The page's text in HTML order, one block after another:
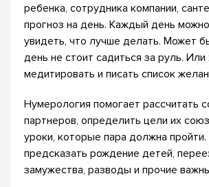
ребенка, сотрудника компании,
прогноз на день. Каждый день
увидеть, что лучше делать. Может
день не стоит садиться за руль.
медитировать и писать список
Нумерология помогает рассчитать
партнеров, определить цели их
уроки, которые пара должна
предсказать рождение детей,
замужества, разводы и прочие